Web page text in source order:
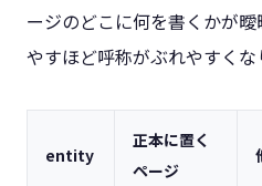
ージのどこに何を書くかが
やすほど呼称がぶれやすくな
entity
正本に置く
ページ